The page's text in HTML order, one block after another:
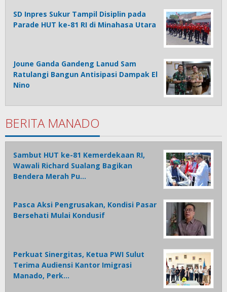
SD Inpres Sukur Tampil Disiplin pada
Parade HUT ke-81 RI di Minahasa Utara
Joune Ganda Gandeng Lanud Sam
Ratulangi Bangun Antisipasi Dampak El
Nino
BERITA MANADO
Sambut HUT ke-81 Kemerdekaan RI,
Wawali Richard Sualang Bagikan
Bendera Merah Pu…
Pasca Aksi Pengrusakan, Kondisi Pasar
Bersehati Mulai Kondusif
Perkuat Sinergitas, Ketua PWI Sulut
Terima Audiensi Kantor Imigrasi
Manado, Perk…